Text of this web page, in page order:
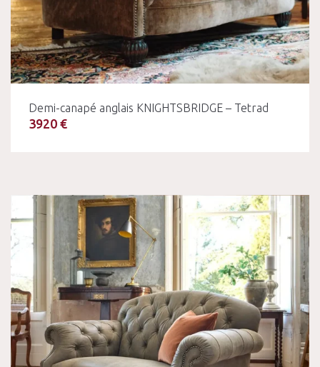
Demi-canapé anglais KNIGHTSBRIDGE – Tetrad
3920 €